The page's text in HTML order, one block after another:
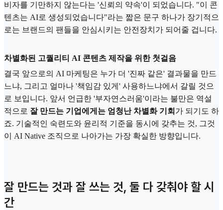
비자를 기만하지 않는다는 '신뢰의 약속'이 되었습니다. "이 콘
텐츠는 AI로 생성되었습니다"라는 짧은 문구 하나가 장기적으
로는 브랜드의 팬들을 안심시키는 안전장치가 되어줄 겁니다.
차별화된 고퀄리티 AI 콘텐츠 제작을 위한 첫걸음
결국 앞으로의 AI 마케팅은 누가 더 '진짜 같은' 결과물을 만드
느냐, 그리고 얼마나 '책임감 있게' 사용하느냐에서 갈릴 것으
로 보입니다. 앞서 언급한 '부자연스러움'이라는 불만은 역설
적으로 잘 만드는 기업에게는 엄청난 차별화 기회 가 되기도 하
죠. 기술적인 숙련도와 윤리적 기준을 동시에 갖추는 것, 그것
이 AI Native 조직으로 나아가는 가장 확실한 방향입니다.
잘 만드는 것과 잘 쓰는 것, 둘 다 갖춰야 할 시
간